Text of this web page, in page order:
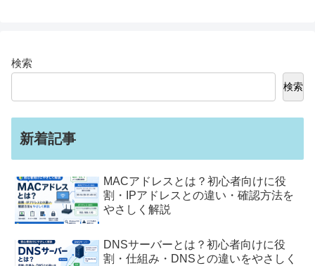
検索
検索
新着記事
MACアドレスとは？初心者向けに役
割・IPアドレスとの違い・確認方法を
やさしく解説
DNSサーバーとは？初心者向けに役
割・仕組み・DNSとの違いをやさしく